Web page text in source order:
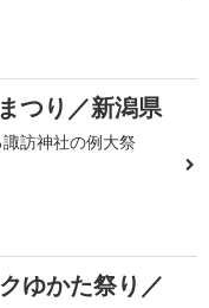
つり／新潟県
訪神社の例大祭
ゆかた祭り／